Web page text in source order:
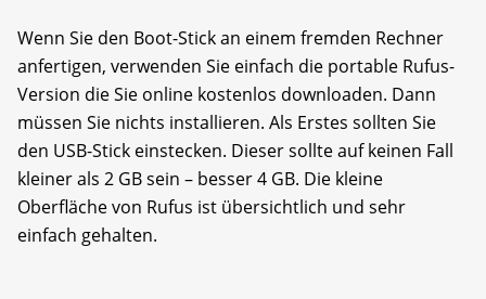
Wenn Sie den Boot-Stick an einem fremden Rechner
anfertigen, verwenden Sie einfach die portable Rufus-
Version die Sie online kostenlos downloaden. Dann
müssen Sie nichts installieren. Als Erstes sollten Sie
den USB-Stick einstecken. Dieser sollte auf keinen Fall
kleiner als 2 GB sein – besser 4 GB. Die kleine
Oberfläche von Rufus ist übersichtlich und sehr
einfach gehalten.